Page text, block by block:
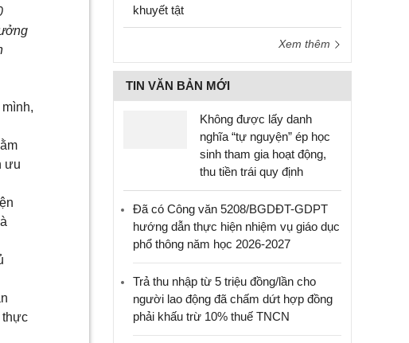
ưu
thực
khuyết tật
Xem thêm
TIN VĂN BẢN MỚI
Không được lấy danh
nghĩa “tự nguyện” ép học
sinh tham gia hoạt động,
thu tiền trái quy định
Đã có Công văn 5208/BGDĐT-GDPT
hướng dẫn thực hiện nhiệm vụ giáo dục
phổ thông năm học 2026-2027
Trả thu nhập từ 5 triệu đồng/lần cho
người lao động đã chấm dứt hợp đồng
phải khấu trừ 10% thuế TNCN